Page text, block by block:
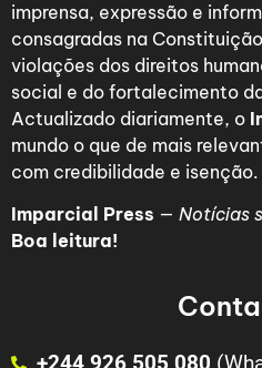
imprensa, expressão e
consagradas na
violações dos direitos
social e do fortalecimento
Actualizado diariamente, o
mundo o que de mais
com credibilidade e isenção.
Imparcial Press — Notícias
Boa leitura!
+244 926 505 080